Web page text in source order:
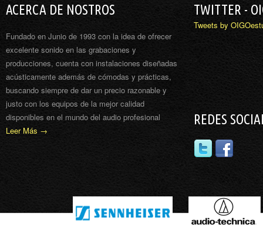
ACERCA DE NOSTROS
Fundado en Junio de 1993 con la idea de ofrecer
excelente sonido en las grabaciones y
producciones, cuenta con instalaciones diseñadas
acústicamente además de cómodas y prácticas,
buscando siempre de dar un precio razonable y
justo con los equipos de la mejor calidad
disponibles en el mundo del audio profesional
Leer Más →
TWITTER -
Tweets by
REDES